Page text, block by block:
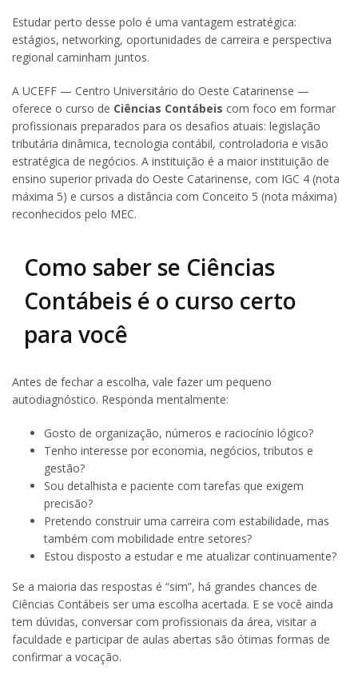
Estudar perto desse polo é uma vantagem estratégica:
estágios, networking, oportunidades de carreira e perspectiva
regional caminham juntos.
A UCEFF — Centro Universitário do Oeste Catarinense —
oferece o curso de Ciências Contábeis com foco em formar
profissionais preparados para os desafios atuais: legislação
tributária dinâmica, tecnologia contábil, controladoria e visão
estratégica de negócios. A instituição é a maior instituição de
ensino superior privada do Oeste Catarinense, com IGC 4 (nota
máxima 5) e cursos a distância com Conceito 5 (nota máxima)
reconhecidos pelo MEC.
Como saber se Ciências
Contábeis é o curso certo
para você
Antes de fechar a escolha, vale fazer um pequeno
autodiagnóstico. Responda mentalmente:
Gosto de organização, números e raciocínio lógico?
Tenho interesse por economia, negócios, tributos e
gestão?
Sou detalhista e paciente com tarefas que exigem
precisão?
Pretendo construir uma carreira com estabilidade, mas
também com mobilidade entre setores?
Estou disposto a estudar e me atualizar continuamente?
Se a maioria das respostas é “sim”, há grandes chances de
Ciências Contábeis ser uma escolha acertada. E se você ainda
tem dúvidas, conversar com profissionais da área, visitar a
faculdade e participar de aulas abertas são ótimas formas de
confirmar a vocação.